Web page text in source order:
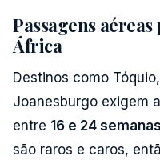
Passagens
África
Destinos como
Joanesburgo exigem
entre 16 e 24 semanas
são raros e caros,